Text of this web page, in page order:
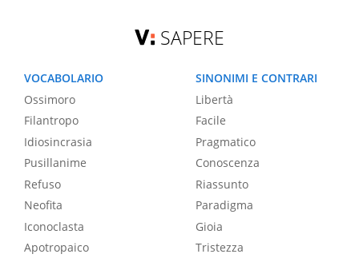
SAPERE
VOCABOLARIO
Ossimoro
Filantropo
Idiosincrasia
Pusillanime
Refuso
Neofita
Iconoclasta
Apotropaico
SINONIMI E CONTRARI
Libertà
Facile
Pragmatico
Conoscenza
Riassunto
Paradigma
Gioia
Tristezza